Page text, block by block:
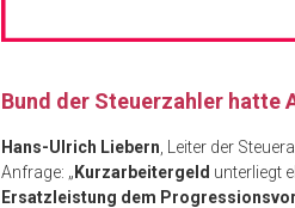
Bund der Steuerzahler hatte
Hans-Ulrich Liebern , Leiter der
Anfrage: „Kurzarbeitergeld unterliegt
Ersatzleistung dem